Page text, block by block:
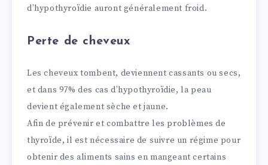
d’hypothyroïdie auront généralement froid.
Perte de cheveux
Les cheveux tombent, deviennent cassants ou secs,
et dans 97% des cas d’hypothyroïdie, la peau
devient également sèche et jaune.
Afin de prévenir et combattre les problèmes de
thyroïde, il est nécessaire de suivre un régime pour
obtenir des aliments sains en mangeant certains